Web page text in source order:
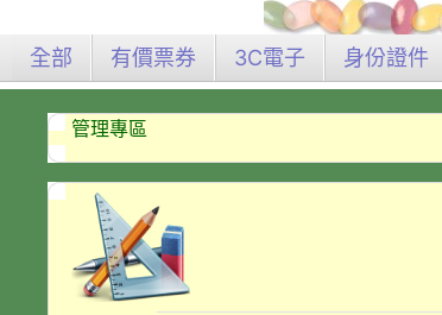
全部 有價票券 3C電子 身份證件
管理專區